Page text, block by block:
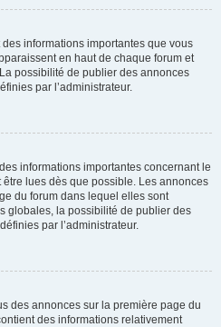
informations importantes que vous
en haut de chaque forum et
possibilité de publier des annonces
par l’administrateur.
informations importantes concernant le
lues dès que possible. Les annonces
du forum dans lequel elles sont
globales, la possibilité de publier des
par l’administrateur.
des annonces sur la première page du
des informations relativement